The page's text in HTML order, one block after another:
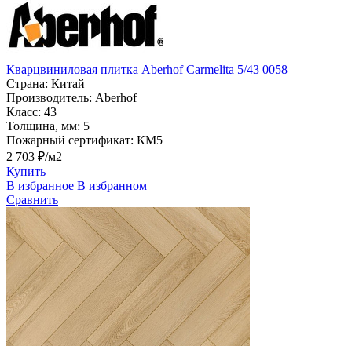
Кварцвиниловая плитка Aberhof Carmelita 5/43 0058
Страна: Китай
Производитель: Aberhof
Класс: 43
Толщина, мм: 5
Пожарный сертификат: КМ5
2 703 ₽/м2
Купить
В избранное В избранном
Сравнить